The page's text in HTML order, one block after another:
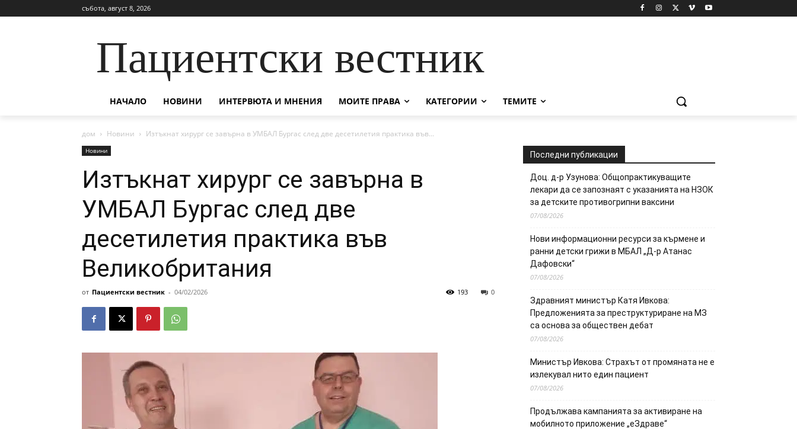
събота, август 8, 2026
Пациентски вестник
НАЧАЛО НОВИНИ ИНТЕРВЮТА И МНЕНИЯ МОИТЕ ПРАВА КАТЕГОРИИ ТЕМИТЕ
дом Новини Изтъкнат хирург се завърна в УМБАЛ Бургас след две десетилетия практика във...
Новини
Изтъкнат хирург се завърна в
УМБАЛ Бургас след две
десетилетия практика във
Великобритания
от Пациентски вестник - 04/02/2026 0
193
Последни публикации
Доц. д-р Узунова: Общопрактикуващите
лекари да се запознаят с указанията на НЗОК
за детските противогрипни ваксини
07/08/2026
Нови информационни ресурси за кърмене и
ранни детски грижи в МБАЛ „Д-р Атанас
Дафовски“
07/08/2026
Здравният министър Катя Ивкова:
Предложенията за преструктуриране на МЗ
са основа за обществен дебат
07/08/2026
Министър Ивкова: Страхът от промяната не е
излекувал нито един пациент
07/08/2026
Продължава кампанията за активиране на
мобилното приложение „еЗдраве“